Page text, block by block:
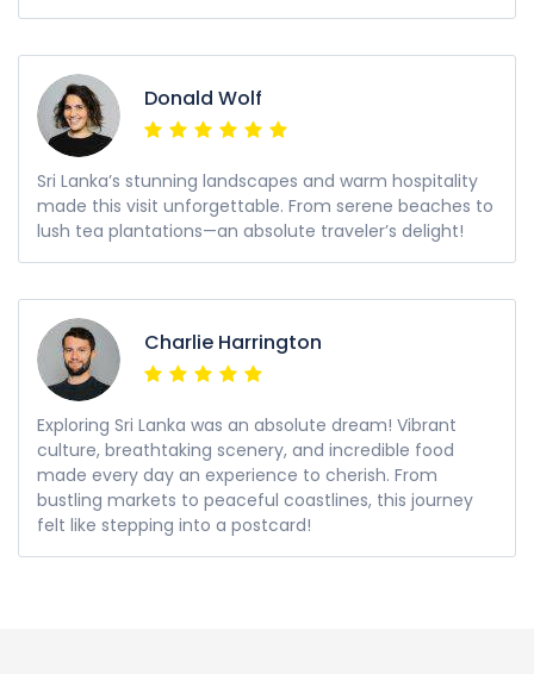
Donald Wolf
Sri Lanka’s stunning landscapes and warm hospitality
made this visit unforgettable. From serene beaches to
lush tea plantations—an absolute traveler’s delight!
Charlie Harrington
Exploring Sri Lanka was an absolute dream! Vibrant
culture, breathtaking scenery, and incredible food
made every day an experience to cherish. From
bustling markets to peaceful coastlines, this journey
felt like stepping into a postcard!